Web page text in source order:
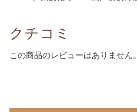
クチコミ
この商品のレビューはありません。